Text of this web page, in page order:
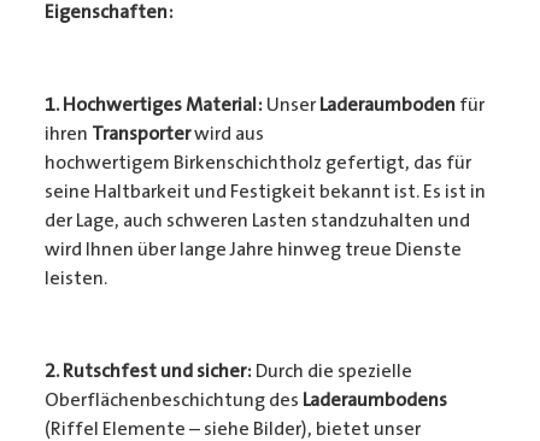
Eigenschaften:
1. Hochwertiges Material: Unser Laderaumbodenfür
ihren Transporterwird aus
hochwertigem Birkenschichtholz gefertigt, das für
seine Haltbarkeit und Festigkeit bekannt ist. Es ist in
der Lage, auch schweren Lasten standzuhalten und
wird Ihnen über lange Jahre hinweg treue Dienste
leisten.
2. Rutschfest und sicher: Durch die spezielle
Oberflächenbeschichtung des Laderaumbodens
(Riffel Elemente – siehe Bilder), bietet unser